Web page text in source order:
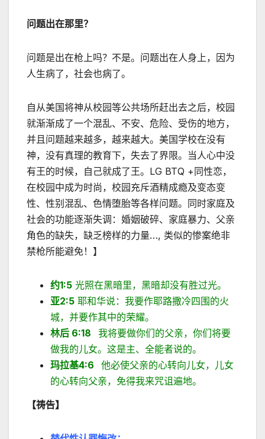
问题出在那里？
问题是出在枪上吗？不是。问题出在人身上，因为
人生病了，社会也病了。
自从美国将神从校园等公共场所赶出去之后，校园
就渐渐成了一个混乱、不安、危险、受伤的地方，
并且问题越来越多，越来越大。美国学校在没有
神，没有真理的教育下，失去了界限。当人心中没
有王的时候，自己就成了王。LG BTQ +同性恋，
在校园中成为时尚，校园充斥酒精成瘾及变态变
性、性别混乱、色情堕胎等各样问题。同时家庭及
社会的功能逐渐失调：婚姻破碎、家庭暴力、父亲
角色的缺失，缺乏榜样的力量…, 类似的惨案绝非
禁枪所能避免！】
约1:5 光照在黑暗里，黑暗却没有胜过光。
亚2:5 耶和华说：我要作耶路撒冷四围的火
城，并要作其中的荣耀。
林后 6:18 我将要做你们的父亲，你们将要
做我的儿女。这是主、全能者说的。
玛拉基4:6 他必使父亲的心转向儿女，儿女
的心转向父亲，免得我来咒诅遍地。
【祷告】